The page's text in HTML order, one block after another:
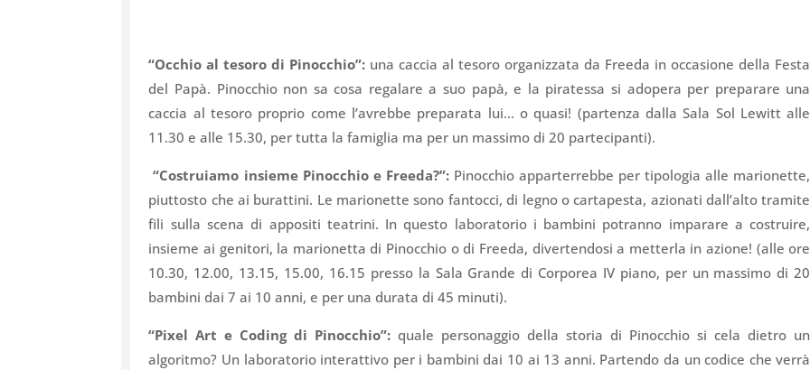
“Occhio al tesoro di Pinocchio”: una caccia al tesoro organizzata da Freeda in occasione della Festa
del Papà. Pinocchio non sa cosa regalare a suo papà, e la piratessa si adopera per preparare una
caccia al tesoro proprio come l’avrebbe preparata lui… o quasi! (partenza dalla Sala Sol Lewitt alle
11.30 e alle 15.30, per tutta la famiglia ma per un massimo di 20 partecipanti).
“Costruiamo insieme Pinocchio e Freeda?”: Pinocchio apparterrebbe per tipologia alle marionette,
piuttosto che ai burattini. Le marionette sono fantocci, di legno o cartapesta, azionati dall’alto tramite
fili sulla scena di appositi teatrini. In questo laboratorio i bambini potranno imparare a costruire,
insieme ai genitori, la marionetta di Pinocchio o di Freeda, divertendosi a metterla in azione! (alle ore
10.30, 12.00, 13.15, 15.00, 16.15 presso la Sala Grande di Corporea IV piano, per un massimo di 20
bambini dai 7 ai 10 anni, e per una durata di 45 minuti).
“Pixel Art e Coding di Pinocchio”:quale personaggio della storia di Pinocchio si cela dietro un
algoritmo? Un laboratorio interattivo per i bambini dai 10 ai 13 anni. Partendo da un codice che verrà